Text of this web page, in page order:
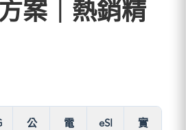
案｜熱銷精
公
電
eSI
實